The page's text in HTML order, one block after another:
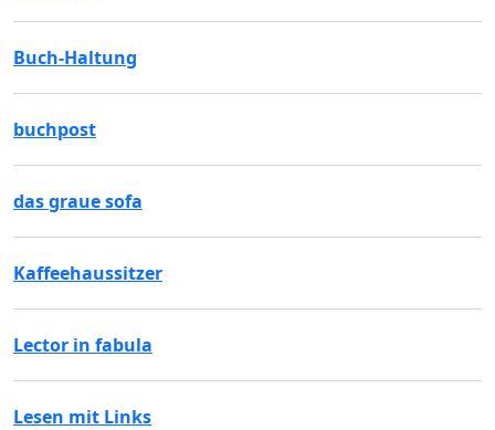
Buch-Haltung
buchpost
das graue sofa
Kaffeehaussitzer
Lector in fabula
Lesen mit Links